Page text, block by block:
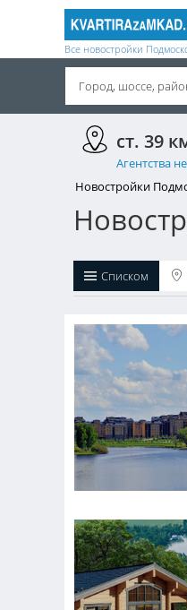
Все новостройки
Город, шоссе,
ст. 39
Агентства
Новостройки
Списком